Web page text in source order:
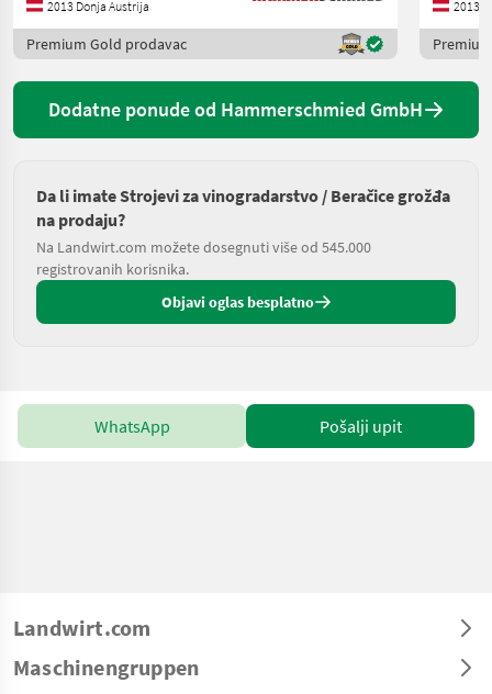
2013 Donja Austrija
Premium Gold prodavac
2013
Dodatne ponude od Hammerschmied GmbH
Da li imate Strojevi za vinogradarstvo / Beračice grožđa
na prodaju?
Na Landwirt.com možete dosegnuti više od 545.000
registrovanih korisnika.
Objavi oglas besplatno
WhatsApp Pošalji upit
Landwirt.com
Maschinengruppen